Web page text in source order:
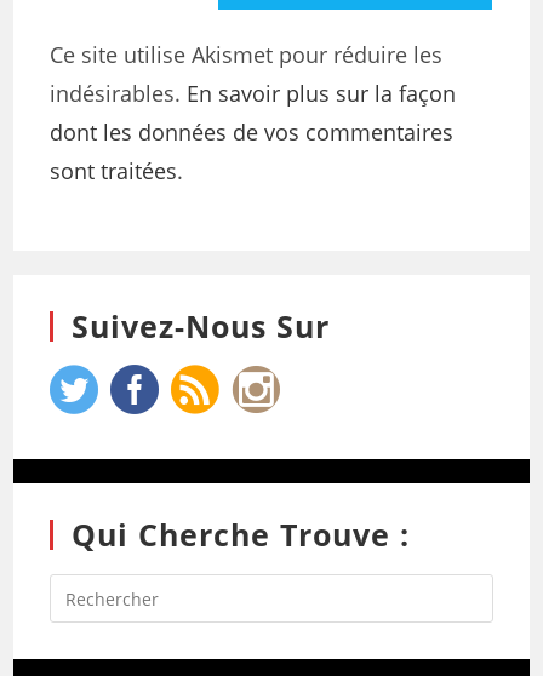
Ce site utilise Akismet pour réduire les
indésirables. En savoir plus sur la façon
dont les données de vos commentaires
sont traitées.
Suivez-Nous Sur
Qui Cherche Trouve :